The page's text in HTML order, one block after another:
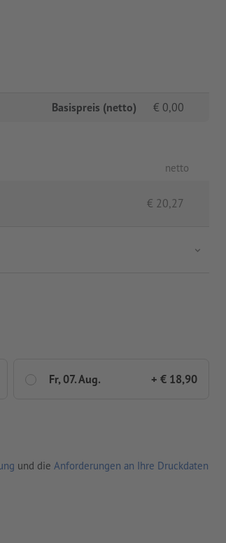
Basispreis (netto) € 0,00
netto
€ 20,27
Fr, 07. Aug. + € 18,90
und die Anforderungen an Ihre Druckdaten